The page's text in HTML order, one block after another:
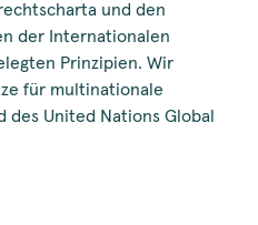
und den
der Internationalen
Prinzipien. Wir
für multinationale
United Nations Global